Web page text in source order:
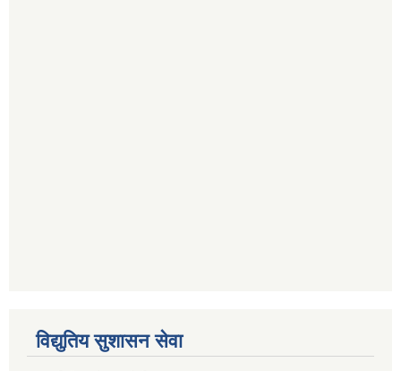
विद्युतिय सुशासन सेवा